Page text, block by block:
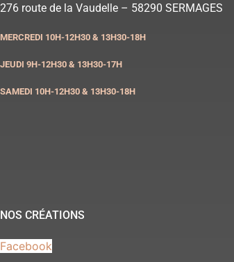
Aller
contenu
276 route de la Vaudelle – 58290 SERMAGES
MERCREDI 10H-12H30 & 13H30-18H
JEUDI 9H-12H30 & 13H30-17H
SAMEDI 10H-12H30 & 13H30-18H
NOS CRÉATIONS
Facebook